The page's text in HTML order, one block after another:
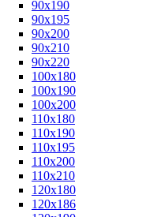
90x190
90x195
90x200
90x210
90x220
100x180
100x190
100x200
110x180
110x190
110x195
110x200
110x210
120x180
120x186